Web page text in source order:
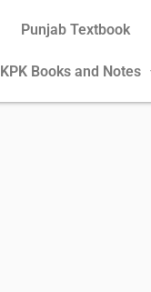
Punjab Textbook
KPK Books and Notes